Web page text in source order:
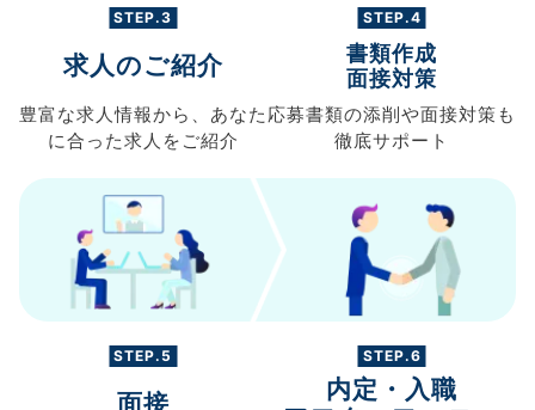
STEP.3
求人のご紹介
豊富な求人情報から、 あなた
に合った求人を ご紹介
STEP.4
書類作成
面接対策
応募書類の添削や面接対策も
徹底サポート
STEP.5
面接
STEP.6
内定・入職